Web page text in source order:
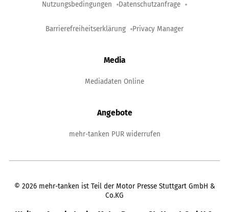
Nutzungsbedingungen Datenschutzanfrage
Barrierefreiheitserklärung Privacy Manager
Media
Mediadaten Online
Angebote
mehr-tanken PUR widerrufen
© 2026 mehr-tanken ist Teil der Motor Presse Stuttgart GmbH &
Co.KG